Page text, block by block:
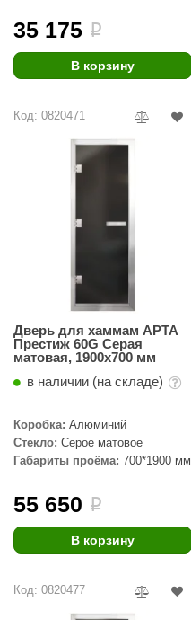
35 175 i
В корзину
Код: 0820471
Дверь для хаммам АРТА
Престиж 60G Серая
матовая, 1900х700 мм
в наличии (на складе)
Коробка: Алюминий
Стекло: Серое матовое
Габариты проёма: 700*1900 мм
55 650 i
В корзину
Код: 0820477